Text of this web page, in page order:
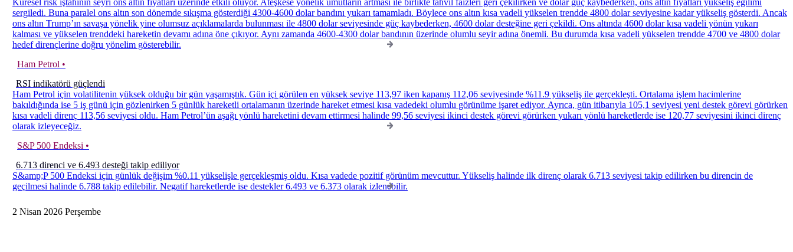
Küresel risk iştahının seyri ons altın fiyatları üzerinde etkili oluyor. Ateşkese yönelik umutların artması ile birlikte tahvil faizleri geri çekilirken ve dolar güç kaybederken, ons altın fiyatları yükseliş eğilimi
sergiledi. Buna paralel ons altın son dönemde sıkışma gösterdiği 4300-4600 dolar bandını yukarı tamamladı. Böylece ons altın kısa vadeli yükselen trendde 4800 dolar seviyesine kadar yükseliş gösterdi. Ancak
ons altın Trump’ın savaşa yönelik yine olumsuz açıklamalarda bulunması ile 4800 dolar seviyesinde güç kaybederken, 4600 dolar desteğine geri çekildi. Ons altında 4600 dolar kısa vadeli yönün yukarı
kalması ve yükselen trenddeki hareketin devamı adına öne çıkıyor. Aynı zamanda 4600-4300 dolar bandının üzerinde olumlu seyir adına önemli. Bu durumda kısa vadeli yükselen trendde 4700 ve 4800 dolar
hedef dirençlerine doğru yönelim gösterebilir.
Ham Petrol •
RSI indikatörü güçlendi
Ham Petrol için volatilitenin yüksek olduğu bir gün yaşamıştık. Gün içi görülen en yüksek seviye 113,97 iken kapanış 112,06 seviyesinde %11.9 yükseliş ile gerçekleşti. Ortalama işlem hacimlerine
bakıldığında ise 5 iş günü için gözlenirken 5 günlük hareketli ortalamanın üzerinde hareket etmesi kısa vadedeki olumlu görünüme işaret ediyor. Ayrıca, gün itibarıyla 105,1 seviyesi yeni destek görevi görürken
kısa vadeli direnç 113,56 seviyesi oldu. Ham Petrol’ün aşağı yönlü hareketini devam ettirmesi halinde 99,56 seviyesi ikinci destek görevi görürken yukarı yönlü hareketlerde ise 120,77 seviyesini ikinci direnç
olarak izleyeceğiz.
S&P 500 Endeksi •
6.713 direnci ve 6.493 desteği takip ediliyor
S&amp;P 500 Endeksi için günlük değişim %0.11 yükselişle gerçekleşmiş oldu. Kısa vadede pozitif görünüm mevcuttur. Yükseliş halinde ilk direnç olarak 6.713 seviyesi takip edilirken bu direncin de
geçilmesi halinde 6.788 takip edilebilir. Negatif hareketlerde ise destekler 6.493 ve 6.373 olarak izlenebilir.
2 Nisan 2026 Perşembe